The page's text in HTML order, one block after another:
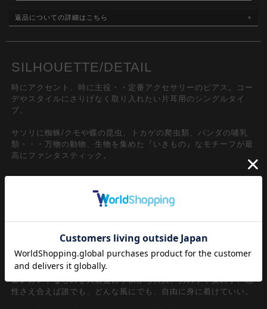
返品についての詳細はこちら
SILHOUETTE/DETAIL
時にアクセント、時に主役・・定番アクセサリーのピアス。コー
デやスタイルにさりげなく取り入れたい片耳用のシングルタイ
プ。
サソリに蜘蛛/クモや蝶の昆虫、トカゲの爬虫類、パンダの哺乳
類・・・万物の動物、生物を集めた『いきもの』なモチーフが最
高にファンタスティック。
アンコロックとしての視点で【ユニセックス】をコンセプトに世
界中からセレクトしたドラマチックなアクセサリー。
ヘンテコで可愛らしい。直球なようで実は変化球。ボーダレスで
ジェンダーレス・・・
エレガントなものを大前提に子供から大人、男の子や女の子、感
性さえ合えば誰でも、どんな風にでも、自由に身に着けていい。